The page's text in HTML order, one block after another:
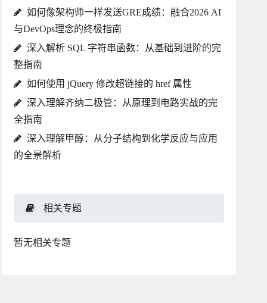
如何像架构师一样发送GRE成绩：融合2026 AI
与DevOps理念的终极指南
深入解析 SQL 字符串函数：从基础到进阶的完
整指南
如何使用 jQuery 修改超链接的 href 属性
深入理解齐纳二极管：从原理到电路实战的完
全指南
深入理解甲醇：从分子结构到化学反应与应用
的全景解析
相关专题
暂无相关专题